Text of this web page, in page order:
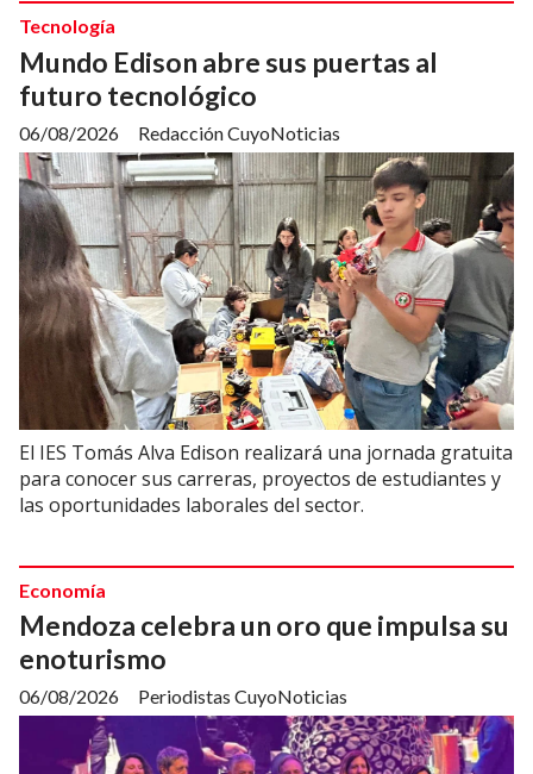
Mundo Edison abre sus puertas al
futuro tecnológico
Redacción CuyoNoticias
Tecnología
06/08/2026
El IES Tomás Alva Edison realizará una jornada gratuita
para conocer sus carreras, proyectos de estudiantes y
las oportunidades laborales del sector.
Mendoza celebra un oro que impulsa su
enoturismo
Periodistas CuyoNoticias
Economía
06/08/2026